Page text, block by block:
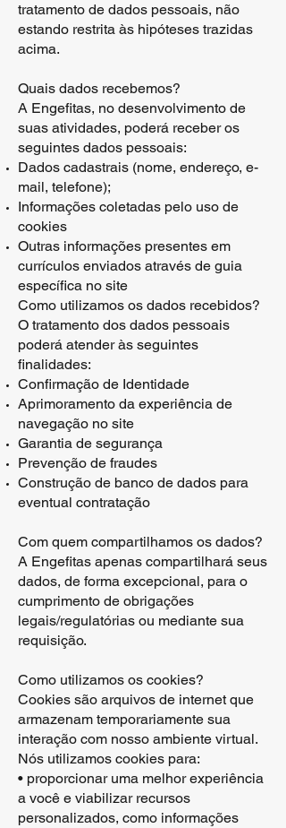
tratamento de dados pessoais, não
estando restrita às hipóteses trazidas
acima.
Quais dados recebemos?
A Engefitas, no desenvolvimento de
suas atividades, poderá receber os
seguintes dados pessoais:
Dados cadastrais (nome, endereço, e-
mail, telefone);
Informações coletadas pelo uso de
cookies
Outras informações presentes em
currículos enviados através de guia
específica no site
Como utilizamos os dados recebidos?
O tratamento dos dados pessoais
poderá atender às seguintes
finalidades:
Confirmação de Identidade
Aprimoramento da experiência de
navegação no site
Garantia de segurança
Prevenção de fraudes
Construção de banco de dados para
eventual contratação
Com quem compartilhamos os dados?
A Engefitas apenas compartilhará seus
dados, de forma excepcional, para o
cumprimento de obrigações
legais/regulatórias ou mediante sua
requisição.
Como utilizamos os cookies?
Cookies são arquivos de internet que
armazenam temporariamente sua
interação com nosso ambiente virtual.
Nós utilizamos cookies para:
• proporcionar uma melhor experiência
a você e viabilizar recursos
personalizados, como informações